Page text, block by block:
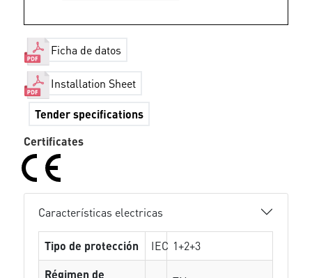
Ficha de datos
Installation Sheet
Tender specifications
Certificates
Características electricas
Tipo de protección IEC 1+2+3
Régimen de